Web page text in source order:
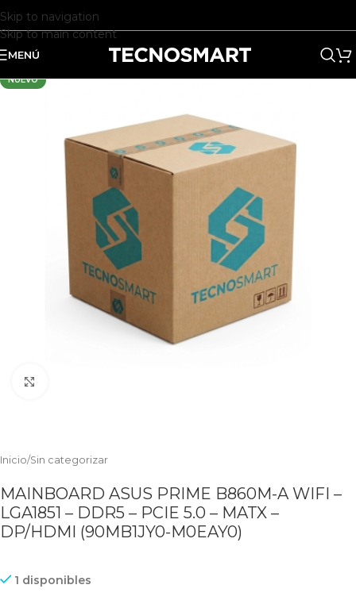
Skip to navigation
Skip to main content
MENÚ
NUEVO
Inicio/Sin categorizar
MAINBOARD ASUS PRIME B860M-A WIFI –
LGA1851 – DDR5 – PCIE 5.0 – MATX –
DP/HDMI (90MB1JY0-M0EAY0)
1 disponibles